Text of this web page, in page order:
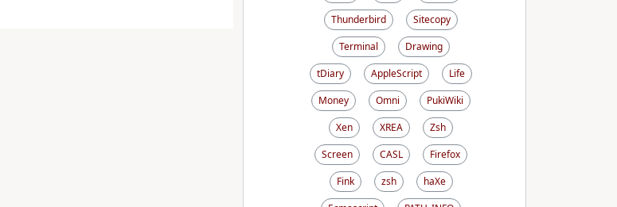
Thunderbird
Sitecopy
Terminal
Drawing
tDiary
AppleScript
Life
Money
Omni
PukiWiki
Xen
XREA
Zsh
Screen
CASL
Firefox
Fink
zsh
haXe